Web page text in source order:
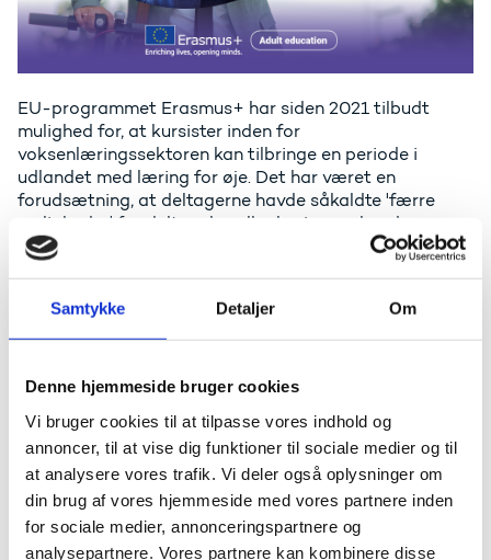
Samtykke Detaljer Om
Denne hjemmeside bruger cookies
Vi bruger cookies til at tilpasse vores indhold og
annoncer, til at vise dig funktioner til sociale medier og til
at analysere vores trafik. Vi deler også oplysninger om
din brug af vores hjemmeside med vores partnere inden
for sociale medier, annonceringspartnere og
analysepartnere. Vores partnere kan kombinere disse
EU-programmet Erasmus+ har siden 2021 tilbudt
mulighed for, at kursister inden for
voksenlæringssektoren kan tilbringe en periode i
udlandet med læring for øje. Det har været en
forudsætning, at deltagerne havde såkaldte 'færre
muligheder' for deltagelse eller læring end andre.
Muligheden var altså forbeholdt voksne med et lavt
Fra 2023 er dette krav ikke længere gældende.
deltager i de såkaldte mobilitetsaktiviteter i Erasmus+,
at de er tilknyttet et uddannelsesprogram eller
læringsforløb ved den organisation, som ønsker at
sende dem afsted. Der kan både være tale om formel,
uformel eller ikke-formel læring og uddannelse.
Det betyder, at elever og kursister på eksempelvis
højskoler, daghøjskoler, aftenskoler og andre dele af